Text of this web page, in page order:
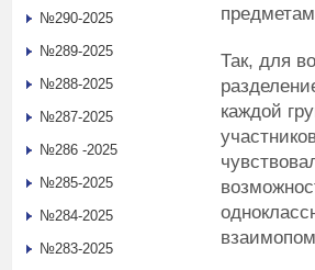
Так, для
каждой
№290-2025
№289-2025
№288-2025
№287-2025
№286 -2025
№285-2025
№284-2025
№283-2025